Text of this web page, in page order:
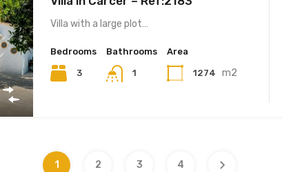
Villa with a large plot…
Bedrooms
3
Bathrooms
1
Area
1274 m2
1 2 3 4